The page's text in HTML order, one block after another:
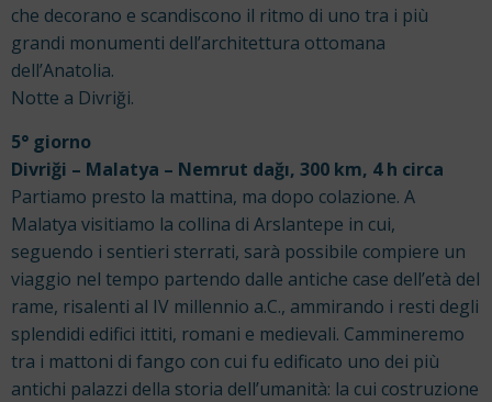
che decorano e scandiscono il ritmo di uno tra i più
grandi monumenti dell’architettura ottomana
dell’Anatolia.
Notte a Divriği.
5° giorno
Divriği – Malatya – Nemrut dağı, 300 km, 4 h circa
Partiamo presto la mattina, ma dopo colazione. A
Malatya visitiamo la collina di Arslantepe in cui,
seguendo i sentieri sterrati, sarà possibile compiere un
viaggio nel tempo partendo dalle antiche case dell’età del
rame, risalenti al IV millennio a.C., ammirando i resti degli
splendidi edifici ittiti, romani e medievali. Cammineremo
tra i mattoni di fango con cui fu edificato uno dei più
antichi palazzi della storia dell’umanità: la cui costruzione